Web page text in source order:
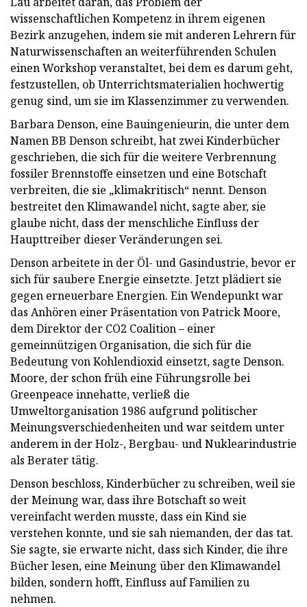
wissenschaftlichen Kompetenz in ihrem eigenen
Bezirk anzugehen, indem sie mit anderen Lehrern für
Naturwissenschaften an weiterführenden Schulen
einen Workshop veranstaltet, bei dem es darum geht,
festzustellen, ob Unterrichtsmaterialien hochwertig
genug sind, um sie im Klassenzimmer zu verwenden.
Barbara Denson, eine Bauingenieurin, die unter dem
Namen BB Denson schreibt, hat zwei Kinderbücher
geschrieben, die sich für die weitere Verbrennung
fossiler Brennstoffe einsetzen und eine Botschaft
verbreiten, die sie „klimakritisch“ nennt. Denson
bestreitet den Klimawandel nicht, sagte aber, sie
glaube nicht, dass der menschliche Einfluss der
Haupttreiber dieser Veränderungen sei.
Denson arbeitete in der Öl- und Gasindustrie, bevor er
sich für saubere Energie einsetzte. Jetzt plädiert sie
gegen erneuerbare Energien. Ein Wendepunkt war
das Anhören einer Präsentation von Patrick Moore,
dem Direktor der CO2 Coalition – einer
gemeinnützigen Organisation, die sich für die
Bedeutung von Kohlendioxid einsetzt, sagte Denson.
Moore, der schon früh eine Führungsrolle bei
Greenpeace innehatte, verließ die
Umweltorganisation 1986 aufgrund politischer
Meinungsverschiedenheiten und war seitdem unter
anderem in der Holz-, Bergbau- und Nuklearindustrie
als Berater tätig.
Denson beschloss, Kinderbücher zu schreiben, weil sie
der Meinung war, dass ihre Botschaft so weit
vereinfacht werden musste, dass ein Kind sie
verstehen konnte, und sie sah niemanden, der das tat.
Sie sagte, sie erwarte nicht, dass sich Kinder, die ihre
Bücher lesen, eine Meinung über den Klimawandel
bilden, sondern hofft, Einfluss auf Familien zu
nehmen.